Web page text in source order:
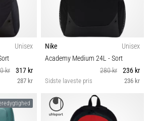
Unisex
kr
317 kr
287 kr
Nike
Unisex
Academy Medium 24L - Sort
280 kr
236 kr
Sidste laveste pris 236 kr